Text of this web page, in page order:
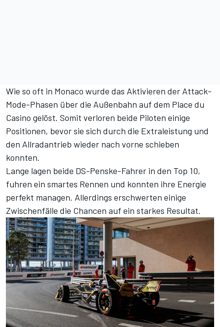
Wie so oft in Monaco wurde das Aktivieren der Attack-
Mode-Phasen über die Außenbahn auf dem Place du
Casino gelöst. Somit verloren beide Piloten einige
Positionen, bevor sie sich durch die Extraleistung und
den Allradantrieb wieder nach vorne schieben
konnten.
Lange lagen beide DS-Penske-Fahrer in den Top 10,
fuhren ein smartes Rennen und konnten ihre Energie
perfekt managen. Allerdings erschwerten einige
Zwischenfälle die Chancen auf ein starkes Resultat.